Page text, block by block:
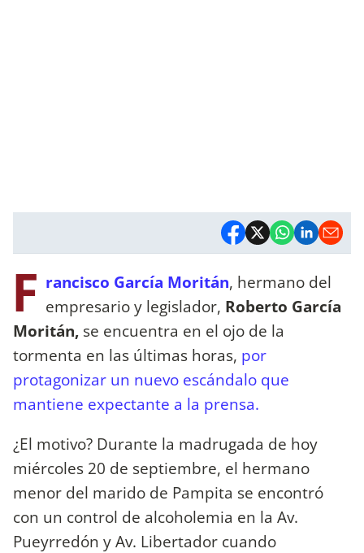
F rancisco García Moritán, hermano del
empresario y legislador, Roberto García
Moritán, se encuentra en el ojo de la
tormenta en las últimas horas, por
protagonizar un nuevo escándalo que
mantiene expectante a la prensa.
¿El motivo? Durante la madrugada de hoy
miércoles 20 de septiembre, el hermano
menor del marido de Pampita se encontró
con un control de alcoholemia en la Av.
Pueyrredón y Av. Libertador cuando